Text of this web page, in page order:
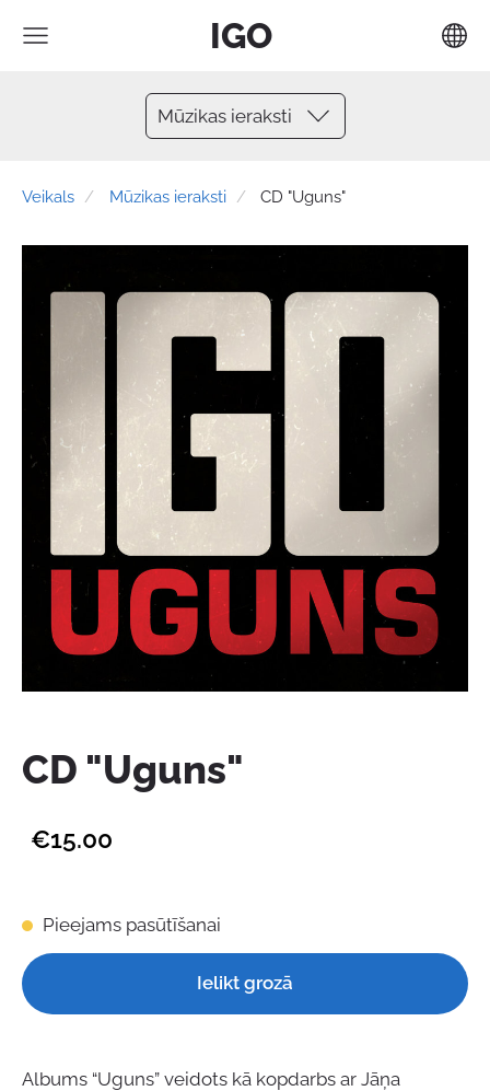
IGO
Mūzikas ieraksti
Veikals Mūzikas ieraksti CD "Uguns"
CD "Uguns"
€15.00
Pieejams pasūtīšanai
Ielikt grozā
Albums “Uguns” veidots kā kopdarbs ar Jāņa